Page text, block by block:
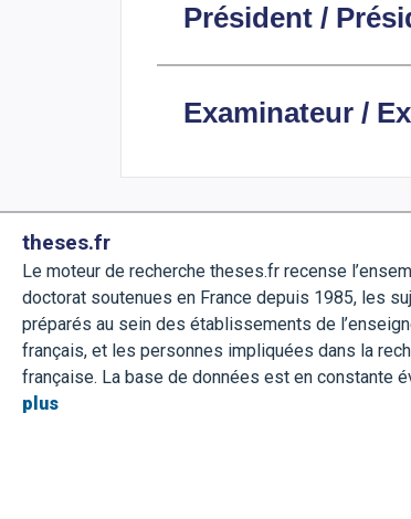
Président /
Examinateur /
theses.fr
Le moteur de recherche theses.fr recense
doctorat soutenues en France depuis 1985, les
préparés au sein des établissements de
français, et les personnes impliquées dans la
française. La base de données est en constante
plus